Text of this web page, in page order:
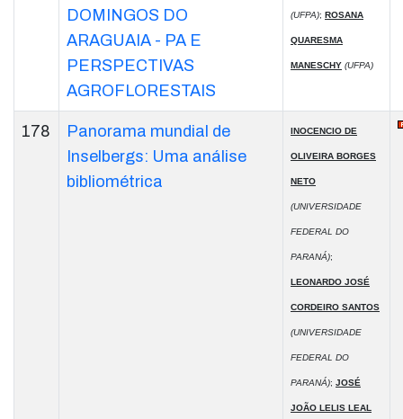
DOMINGOS DO
ARAGUAIA - PA E
PERSPECTIVAS
AGROFLORESTAIS
(UFPA); ROSANA
QUARESMA
MANESCHY (UFPA)
178
Panorama mundial de
Inselbergs: Uma análise
bibliométrica
INOCENCIO DE
OLIVEIRA BORGES
NETO
(UNIVERSIDADE
FEDERAL DO
PARANÁ);
LEONARDO JOSÉ
CORDEIRO SANTOS
(UNIVERSIDADE
FEDERAL DO
PARANÁ); JOSÉ
JOÃO LELIS LEAL